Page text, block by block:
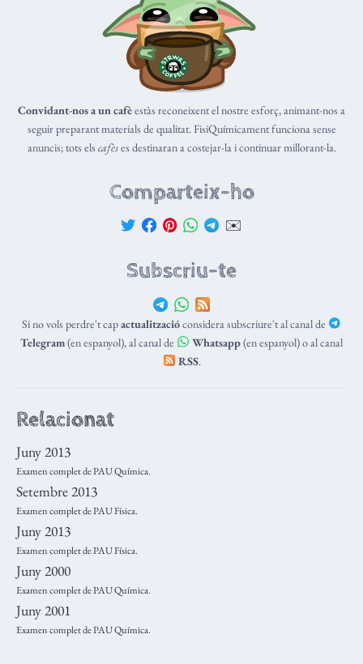
Convidant-nos a un cafèestàs reconeixent el nostre esforç, animant-nos a
seguir preparant materials de qualitat. FisiQuímicament funciona sense
anuncis; tots els cafèses destinaran a costejar-la i continuar millorant-la.
Comparteix-ho
✉️
Subscriu-te
Si no vols perdre't capactualitzacióconsidera subscriure't al canal de
Telegram(en espanyol), al canal de Whatsapp(en espanyol) o al canal
RSS.
Relacionat
Juny 2013
Examen complet de PAU Química.
Setembre 2013
Examen complet de PAU Física.
Juny 2013
Examen complet de PAU Física.
Juny 2000
Examen complet de PAU Química.
Juny 2001
Examen complet de PAU Química.